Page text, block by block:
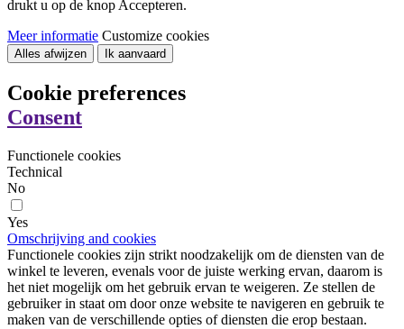
drukt u op de knop Accepteren.
Meer informatie Customize cookies
Alles afwijzen Ik aanvaard
Cookie preferences
Consent
Functionele cookies
Technical
No
Yes
Omschrijving and cookies
Functionele cookies zijn strikt noodzakelijk om de diensten van de
winkel te leveren, evenals voor de juiste werking ervan, daarom is
het niet mogelijk om het gebruik ervan te weigeren. Ze stellen de
gebruiker in staat om door onze website te navigeren en gebruik te
maken van de verschillende opties of diensten die erop bestaan.